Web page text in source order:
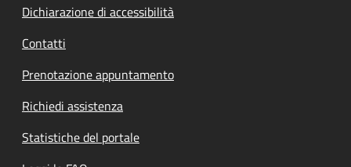
Dichiarazione di accessibilità
Contatti
Prenotazione appuntamento
Richiedi assistenza
Statistiche del portale